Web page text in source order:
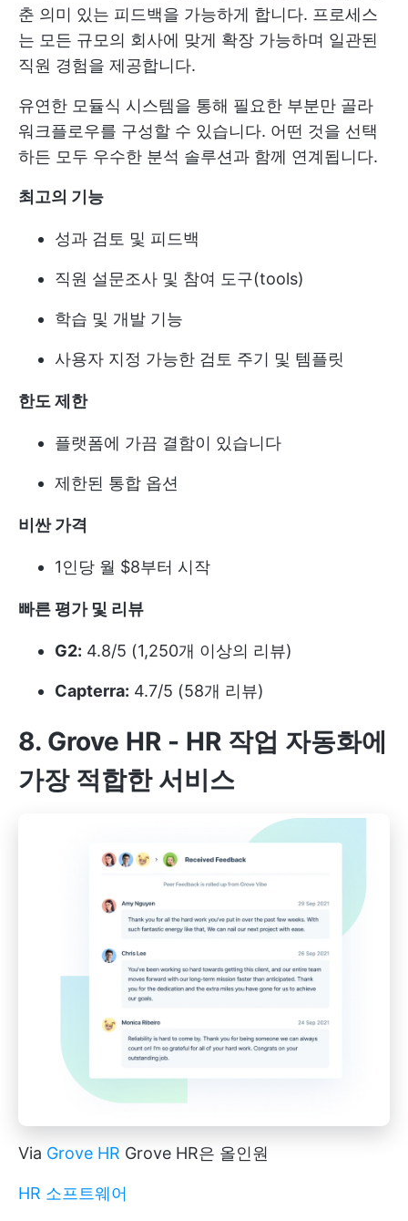
춘 의미 있는 피드백을 가능하게 합니다. 프로세스
는 모든 규모의 회사에 맞게 확장 가능하며 일관된
직원 경험을 제공합니다.
유연한 모듈식 시스템을 통해 필요한 부분만 골라
워크플로우를 구성할 수 있습니다. 어떤 것을 선택
하든 모두 우수한 분석 솔루션과 함께 연계됩니다.
최고의 기능
성과 검토 및 피드백
직원 설문조사 및 참여 도구(tools)
학습 및 개발 기능
사용자 지정 가능한 검토 주기 및 템플릿
한도 제한
플랫폼에 가끔 결함이 있습니다
제한된 통합 옵션
비싼 가격
1인당 월 $8부터 시작
빠른 평가 및 리뷰
G2: 4.8/5 (1,250개 이상의 리뷰)
Capterra: 4.7/5 (58개 리뷰)
8. Grove HR - HR 작업 자동화에
가장 적합한 서비스
Via Grove HR Grove HR은 올인원
HR 소프트웨어